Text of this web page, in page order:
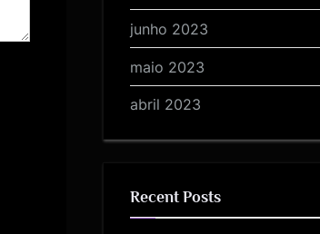
junho 2023
maio 2023
abril 2023
Recent Posts